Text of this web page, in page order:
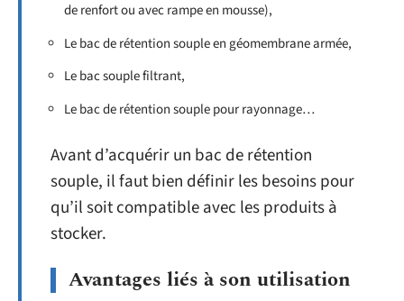
de renfort ou avec rampe en mousse),
Le bac de rétention souple en géomembrane armée,
Le bac souple filtrant,
Le bac de rétention souple pour rayonnage…
Avant d’acquérir un bac de rétention
souple, il faut bien définir les besoins pour
qu’il soit compatible avec les produits à
stocker.
Avantages liés à son utilisation